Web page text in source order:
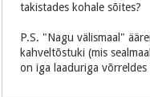
takistades kohale sõites?
P.S. "Nagu välismaal"
kahveltõstuki (mis
on iga laaduriga